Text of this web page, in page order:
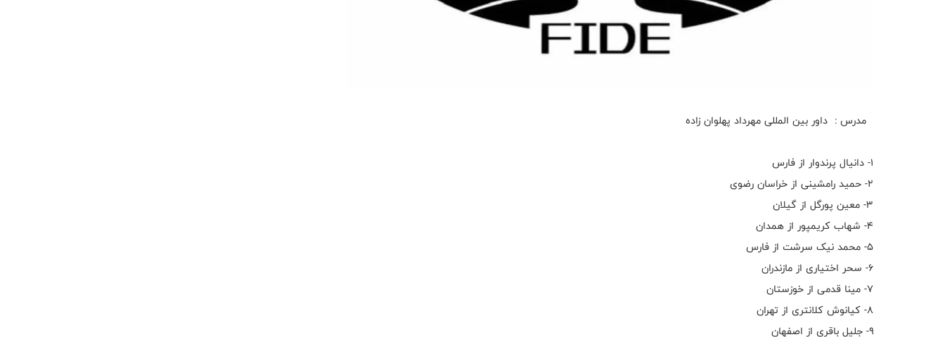
مدرس : داور بین المللی مهرداد پهلوان زاده
۱- دانیال پرندوار از فارس
۲- حمید رامشینی از خراسان رضوی
۳- معین پورگل از گیلان
۴- شهاب کریمپور از همدان
۵- محمد نیک سرشت از فارس
۶- سحر اختیاری از مازندران
۷- مینا قدمی از خوزستان
۸- کیانوش کلانتری از تهران
۹- جلیل باقری از اصفهان